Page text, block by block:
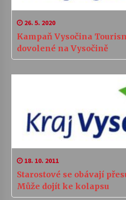
26. 5. 2020
Kampaň Vysočina
dovolené na Vysočině
18. 10. 2011
Starostové se obávají
Může dojít ke kolapsu